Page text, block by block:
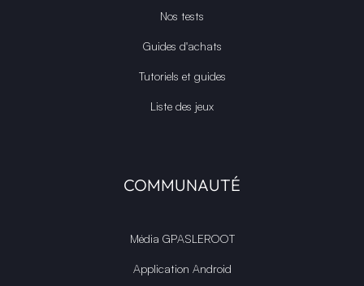
Nos tests
Guides d'achats
Tutoriels et guides
Liste des jeux
COMMUNAUTÉ
Média GPASLEROOT
Application Android